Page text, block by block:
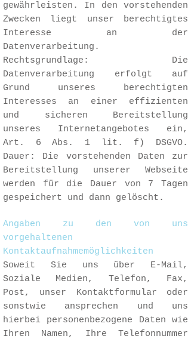
gewährleisten. In den vorstehenden
Zwecken liegt unser berechtigtes
Interesse an der
Datenverarbeitung.
Rechtsgrundlage: Die
Datenverarbeitung erfolgt auf
Grund unseres berechtigten
Interesses an einer effizienten
und sicheren Bereitstellung
unseres Internetangebotes ein,
Art. 6 Abs. 1 lit. f) DSGVO.
Dauer: Die vorstehenden Daten zur
Bereitstellung unserer Webseite
werden für die Dauer von 7 Tagen
gespeichert und dann gelöscht.
Angaben zu den von uns
vorgehaltenen
Kontaktaufnahmemöglichkeiten
Soweit Sie uns über E-Mail,
Soziale Medien, Telefon, Fax,
Post, unser Kontaktformular oder
sonstwie ansprechen und uns
hierbei personenbezogene Daten wie
Ihren Namen, Ihre Telefonnummer